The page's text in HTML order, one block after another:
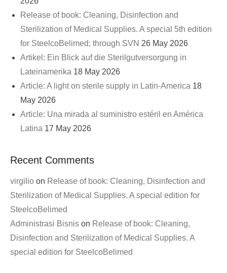
Release of book: Cleaning, Disinfection and
Sterilization of Medical Supplies. A special 5th edition
for SteelcoBelimed; through SVN 26 May 2026
Artikel: Ein Blick auf die Sterilgutversorgung in
Lateinamerika 18 May 2026
Article: A light on sterile supply in Latin-America 18
May 2026
Article: Una mirada al suministro estéril en América
Latina 17 May 2026
Recent Comments
virgilio on Release of book: Cleaning, Disinfection and
Sterilization of Medical Supplies. A special edition for
SteelcoBelimed
Administrasi Bisnis on Release of book: Cleaning,
Disinfection and Sterilization of Medical Supplies. A
special edition for SteelcoBelimed